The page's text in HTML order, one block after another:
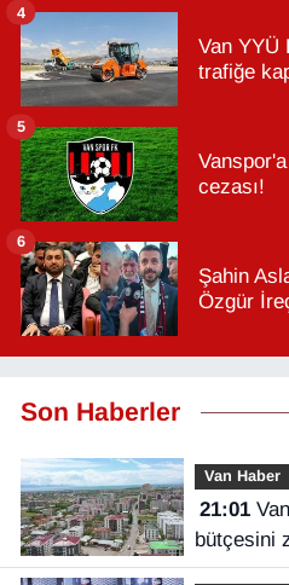
Van YYÜ
trafiğe
4
cezası!
5
Şahin
Özgür
6
Son Haberler
Van Haber
21:01Van’da kira fiyatları emekli
bütçesini